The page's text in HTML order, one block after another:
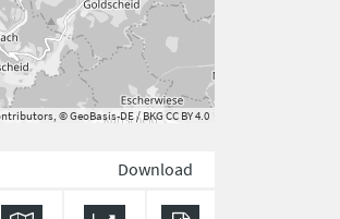
© GeoBasis-DE / BKG CC BY 4.0
Download